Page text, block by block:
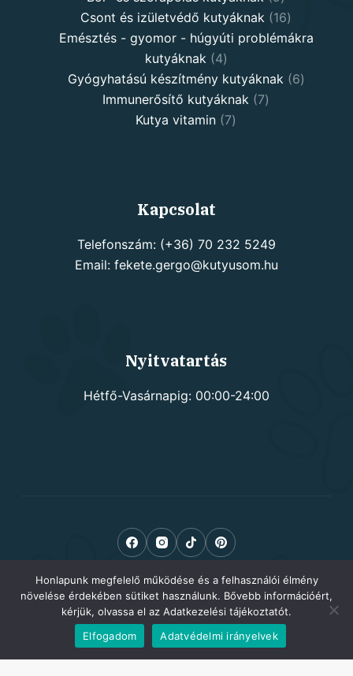
products
Csont és izületvédő kutyáknak 1616
products
Emésztés - gyomor - húgyúti problémákra
kutyáknak
44
products
Gyógyhatású készítmény kutyáknak 66
Immunerősítő kutyáknak 77
Kutya vitamin 77
Kapcsolat
Telefonszám: (+36) 70 232 5249
Email: fekete.gergo@kutyusom.hu
Nyitvatartás
Hétfő-Vasárnapig: 00:00-24:00
Honlapunk megfelelő működése és a felhasználói élmény
növelése érdekében sütiket használunk. Bővebb információért,
kérjük, olvassa el az Adatkezelési tájékoztatót.
Elfogadom
Adatvédelmi irányelvek